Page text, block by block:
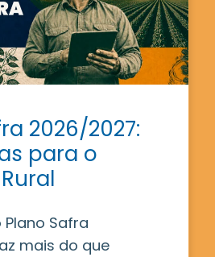
2026/2027:
para o
Safra
mais do que